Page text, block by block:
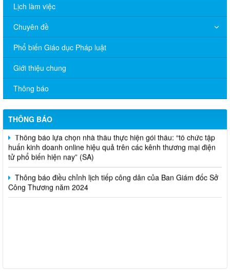
Lịch làm việc
Chuyên đề
Phổ biến Giáo dục Pháp luật
Giới thiệu chung
Thông báo
THÔNG BÁO
V/v đề nghị báo cáo hệ thống phân phối, nhãn hiệu hàng hóa
và hoạt động mua bán khí trên địa bàn tỉnh năm 2025 (nhắc lần
2).
Thông báo bán thanh lý tài sản công theo hình thức chỉ định
Thông báo lựa chọn nhà thầu thực hiện gói thầu: “tổ chức tập
huấn kinh doanh online hiệu quả trên các kênh thương mại điện
tử phổ biến hiện nay” (SA)
Thông báo điều chỉnh lịch tiếp công dân của Ban Giám đốc Sở
Công Thương năm 2024